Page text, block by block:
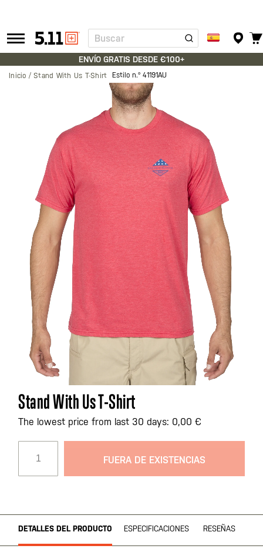
Tactical
Gear
Buscar
ENVÍO GRATIS DESDE €100+
Inicio Stand With Us T-Shirt Estilo n.º 41191AU
imágenes
Saltar
al
comienzo
galería
de
Stand With Us T-Shirt
The lowest price from last 30 days: 0,00 €
FUERA DE EXISTENCIAS
DETALLES DEL PRODUCTO ESPECIFICACIONES RESEÑAS